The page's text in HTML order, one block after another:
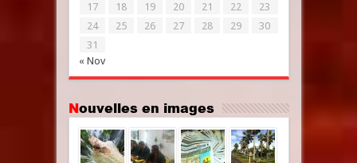
« Nov
17
18 19 20 21 22
23
24
25 26 27 28 29
30
31
Nouvelles en images